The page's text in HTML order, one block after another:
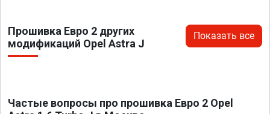
Прошивка Евро 2 других
модификаций Opel Astra J
Показать все
Частые вопросы про прошивка Евро 2 Opel